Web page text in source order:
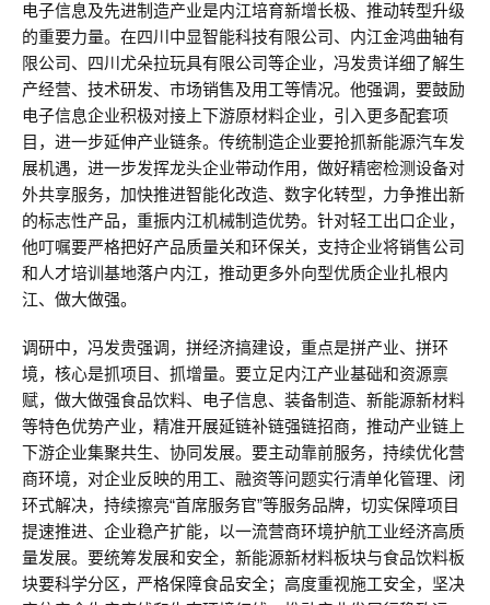
电子信息及先进制造产业是内江培育新增长极、推动转型升级
的重要力量。在四川中显智能科技有限公司、内江金鸿曲轴有
限公司、四川尤朵拉玩具有限公司等企业，冯发贵详细了解生
产经营、技术研发、市场销售及用工等情况。他强调，要鼓励
电子信息企业积极对接上下游原材料企业，引入更多配套项
目，进一步延伸产业链条。传统制造企业要抢抓新能源汽车发
展机遇，进一步发挥龙头企业带动作用，做好精密检测设备对
外共享服务，加快推进智能化改造、数字化转型，力争推出新
的标志性产品，重振内江机械制造优势。针对轻工出口企业，
他叮嘱要严格把好产品质量关和环保关，支持企业将销售公司
和人才培训基地落户内江，推动更多外向型优质企业扎根内
江、做大做强。
调研中，冯发贵强调，拼经济搞建设，重点是拼产业、拼环
境，核心是抓项目、抓增量。要立足内江产业基础和资源禀
赋，做大做强食品饮料、电子信息、装备制造、新能源新材料
等特色优势产业，精准开展延链补链强链招商，推动产业链上
下游企业集聚共生、协同发展。要主动靠前服务，持续优化营
商环境，对企业反映的用工、融资等问题实行清单化管理、闭
环式解决，持续擦亮“首席服务官”等服务品牌，切实保障项目
提速推进、企业稳产扩能，以一流营商环境护航工业经济高质
量发展。要统筹发展和安全，新能源新材料板块与食品饮料板
块要科学分区，严格保障食品安全；高度重视施工安全，坚决